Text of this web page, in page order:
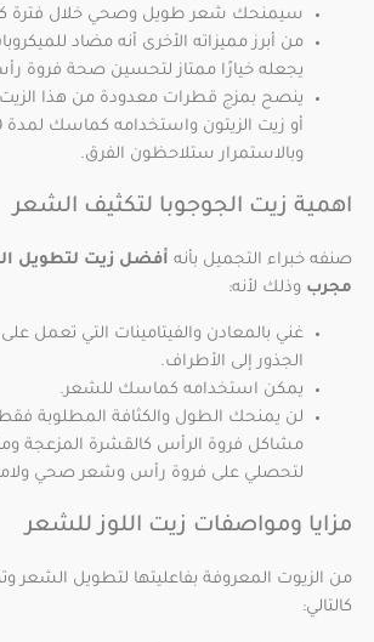
سيمنحك شعر طويل وصحي خلال فترة
من أبرز مميزاته الأخرى أنه مضاد
يجعله خيارًا ممتاز لتحسين صحة فروة
ينصح بمزج قطرات معدودة من هذا
وبالاستمرار ستلاحظون الفرق.
اهمية زيت الجوجوبا لتكثيف الشعر
صنفه خبراء التجميل بأنه أفضل زيت لتطويل
مجرب وذلك لأنه:
غني بالمعادن والفيتامينات التي تعمل
الجذور إلى الأطراف.
يمكن استخدامه كماسك للشعر.
لن يمنحك الطول والكثافة المطلوبة
مشاكل فروة الرأس كالقشرة المزعجة وما
لتحصلي على فروة رأس وشعر صحي
مزايا ومواصفات زيت اللوز للشعر
من الزيوت المعروفة بفاعليتها لتطويل الشعر
كالتالي: